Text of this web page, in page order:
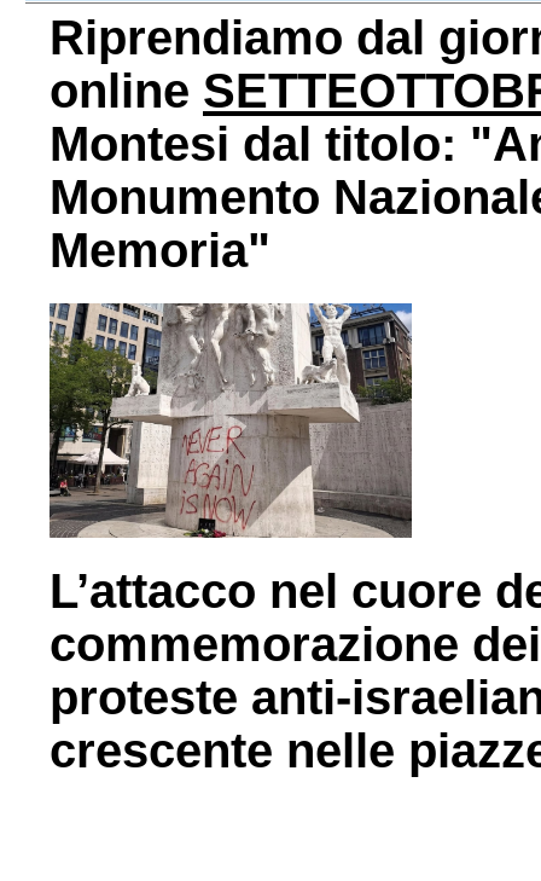
Riprendiamo dal
online
Montesi dal titolo:
Monumento
Memoria"
L’attacco nel cuore
commemorazione
proteste anti-
crescente nelle